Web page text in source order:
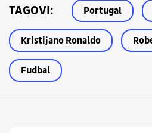
TAGOVI: Portugal
Kristijano Ronaldo
Fudbal